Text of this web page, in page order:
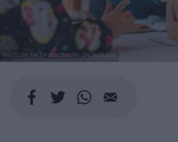
PHOTO BY PHILLIP GOLDSBERRY ON UNSPLASH